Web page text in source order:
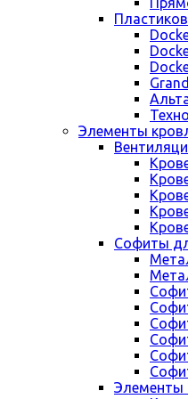
Элементы
Cофиты
Элементы